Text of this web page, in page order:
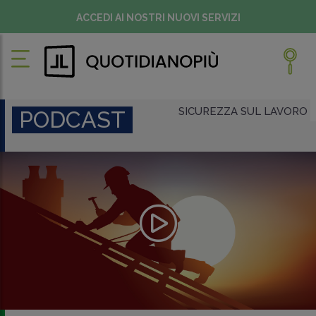
ACCEDI AI NOSTRI NUOVI SERVIZI
PODCAST SICUREZZA SUL LAVORO